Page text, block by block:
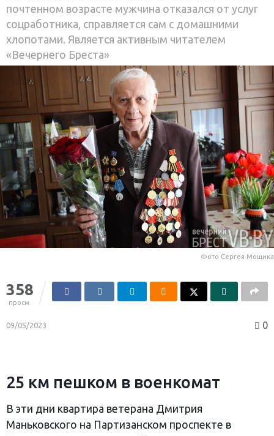
почтенном возрасте мужчина отказался от услуг
соцработника, справляется сам c домашними
хлопотами. Является активным читателем
«Вечернего Бреста»
Фото Сергея Мощика
358
просм.
09/05/2023 0
25 км пешком в военкомат
В эти дни квартира ветерана Дмитрия
Маньковского на Партизанском проспекте в